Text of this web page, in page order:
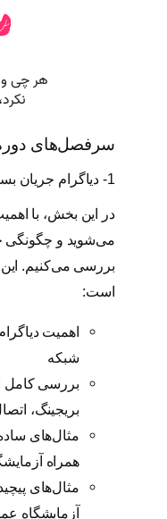
سرفصل‌های
1- دیاگرام جریان بسته‌ها
در این بخش، با
می‌شوید و چگونگی
بررسی می‌کنیم.
است:
اهمیت
شبکه
بررسی کامل
بریجینگ،
مثال‌های
همراه
مثال‌های
آزمایشگاه